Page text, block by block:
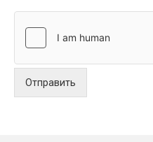
Отправить